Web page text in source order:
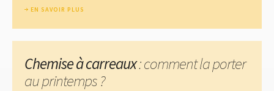
EN SAVOIR PLUS
Chemise à carreaux: comment la porter
au printemps ?